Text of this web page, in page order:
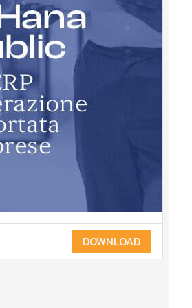
DOWNLOAD